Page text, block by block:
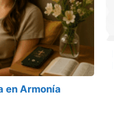
en Armonía